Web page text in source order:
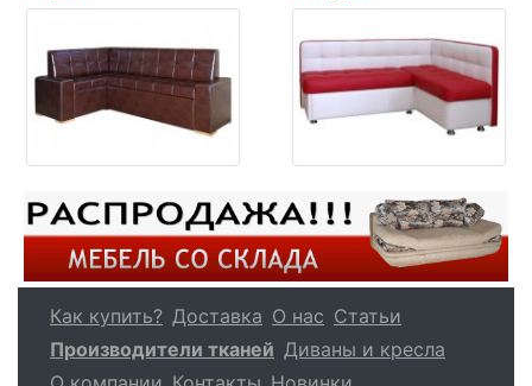
Как купить? Доставка О нас Статьи
Производители тканей Диваны и кресла